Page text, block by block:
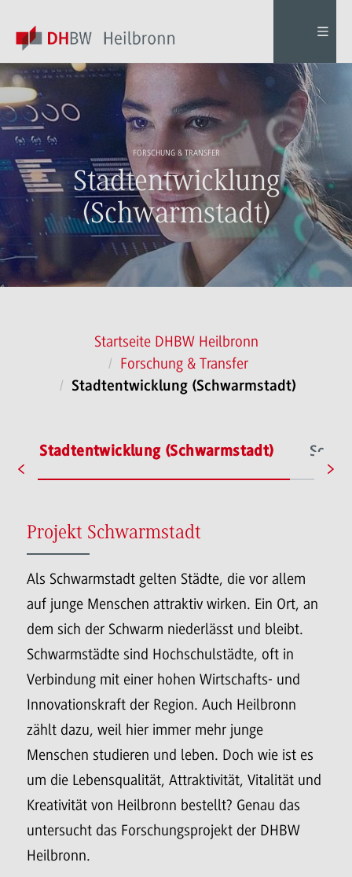
FORSCHUNG & TRANSFER
Stadtentwicklung
(Schwarmstadt)
Startseite DHBW Heilbronn
Forschung & Transfer
Stadtentwicklung (Schwarmstadt)
Stadtentwicklung (Schwarmstadt)
Projekt Schwarmstadt
Als Schwarmstadt gelten Städte, die vor allem
auf junge Menschen attraktiv wirken. Ein Ort, an
dem sich der Schwarm niederlässt und bleibt.
Schwarmstädte sind Hochschulstädte, oft in
Verbindung mit einer hohen Wirtschafts- und
Innovationskraft der Region. Auch Heilbronn
zählt dazu, weil hier immer mehr junge
Menschen studieren und leben. Doch wie ist es
um die Lebensqualität, Attraktivität, Vitalität und
Kreativität von Heilbronn bestellt? Genau das
untersucht das Forschungsprojekt der DHBW
Heilbronn.